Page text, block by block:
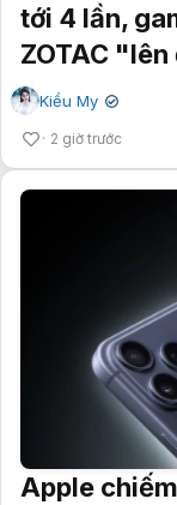
tới 4 lần,
ZOTAC
Kiều My ✔
2 giờ trước
Apple